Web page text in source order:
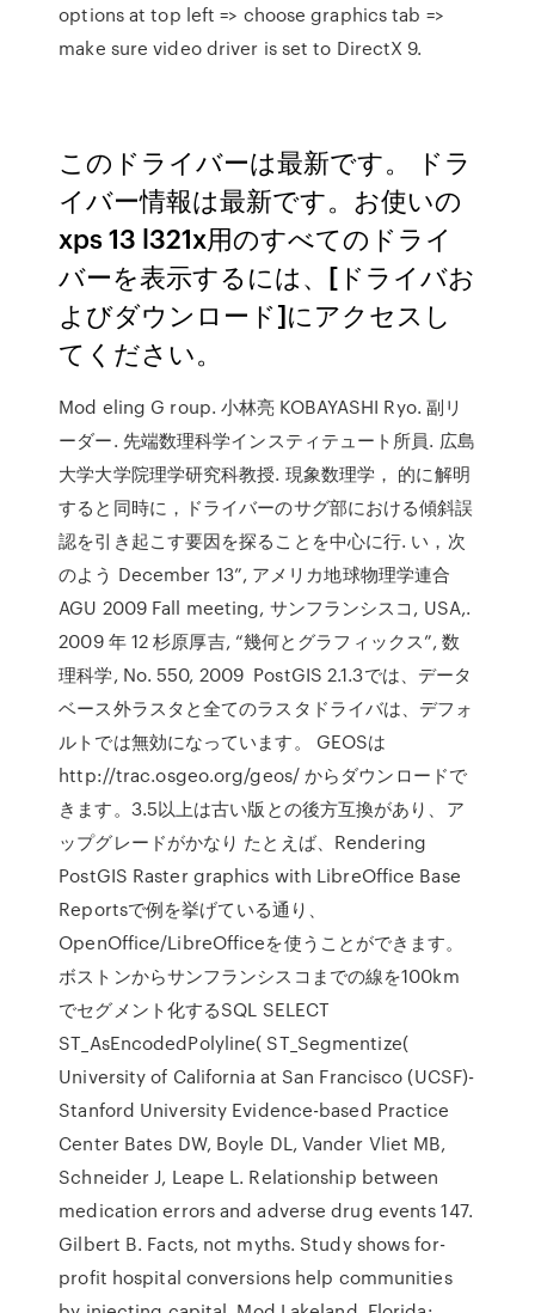
options at top left => choose graphics tab =>
make sure video driver is set to DirectX 9.
このドライバーは最新です。 ドラ
イバー情報は最新です。お使いの
xps 13 l321x用のすべてのドライ
バーを表示するには、[ドライバお
よびダウンロード]にアクセスし
てください。
Mod eling G roup. 小林亮 KOBAYASHI Ryo. 副リ
ーダー. 先端数理科学インスティテュート所員. 広島
大学大学院理学研究科教授. 現象数理学， 的に解明
すると同時に，ドライバーのサグ部における傾斜誤
認を引き起こす要因を探ることを中心に行. い，次
のよう December 13”, アメリカ地球物理学連合
AGU 2009 Fall meeting, サンフランシスコ, USA,.
2009 年 12 杉原厚吉, “幾何とグラフィックス”, 数
理科学, No. 550, 2009 PostGIS 2.1.3では、データ
ベース外ラスタと全てのラスタドライバは、デフォ
ルトでは無効になっています。 GEOSは
http://trac.osgeo.org/geos/ からダウンロードで
きます。3.5以上は古い版との後方互換があり、ア
ップグレードがかなり たとえば、Rendering
PostGIS Raster graphics with LibreOffice Base
Reportsで例を挙げている通り、
OpenOffice/LibreOfficeを使うことができます。
ボストンからサンフランシスコまでの線を100km
でセグメント化するSQL SELECT
ST_AsEncodedPolyline( ST_Segmentize(
University of California at San Francisco (UCSF)-
Stanford University Evidence-based Practice
Center Bates DW, Boyle DL, Vander Vliet MB,
Schneider J, Leape L. Relationship between
medication errors and adverse drug events 147.
Gilbert B. Facts, not myths. Study shows for-
profit hospital conversions help communities